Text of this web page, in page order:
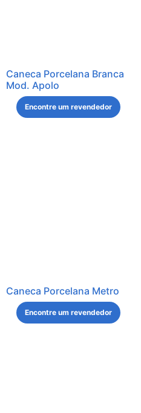
Caneca Porcelana Branca
Mod. Apolo
Encontre um revendedor
Caneca Porcelana Metro
Encontre um revendedor